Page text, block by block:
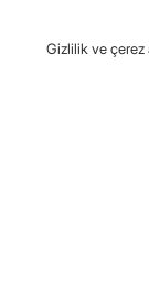
Gizlilik ve çerez